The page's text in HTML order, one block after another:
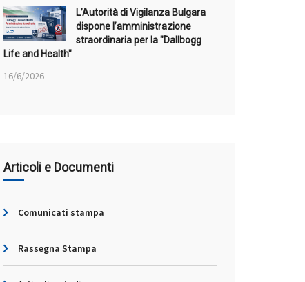
L’Autorità di Vigilanza Bulgara
dispone l’amministrazione
straordinaria per la "Dallbogg
Life and Health"
16/6/2026
Articoli e Documenti
Comunicati stampa
Rassegna Stampa